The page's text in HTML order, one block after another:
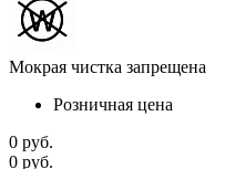
Мокрая чистка запрещена
Розничная цена
0 руб.
0 руб.